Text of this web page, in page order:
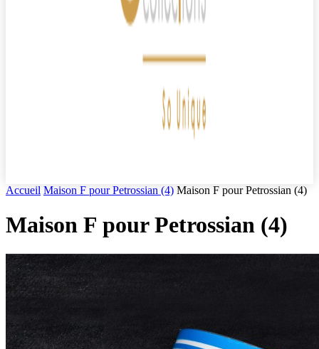
Accueil Maison F pour Petrossian (4) Maison F pour Petrossian (4)
Maison F pour Petrossian (4)